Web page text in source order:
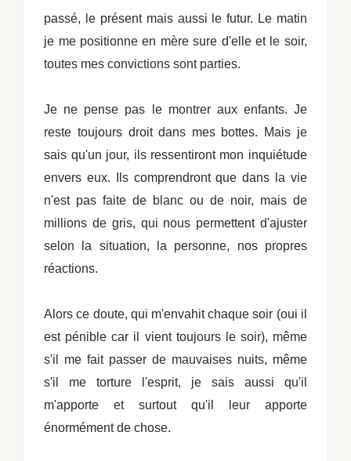
passé, le présent mais aussi le futur. Le matin
je me positionne en mère sure d'elle et le soir,
toutes mes convictions sont parties.
Je ne pense pas le montrer aux enfants. Je
reste toujours droit dans mes bottes. Mais je
sais qu'un jour, ils ressentiront mon inquiétude
envers eux. Ils comprendront que dans la vie
n'est pas faite de blanc ou de noir, mais de
millions de gris, qui nous permettent d'ajuster
selon la situation, la personne, nos propres
réactions.
Alors ce doute, qui m'envahit chaque soir (oui il
est pénible car il vient toujours le soir), même
s'il me fait passer de mauvaises nuits, même
s'il me torture l'esprit, je sais aussi qu'il
m'apporte et surtout qu'il leur apporte
énormément de chose.